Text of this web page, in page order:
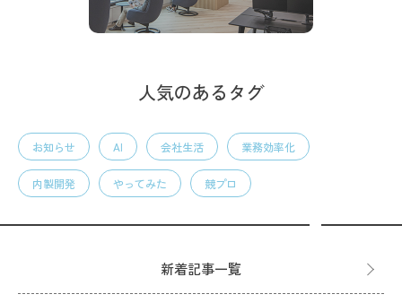
人気のあるタグ
お知らせ AI 会社生活 業務効率化
内製開発 やってみた 競プロ
新着記事一覧